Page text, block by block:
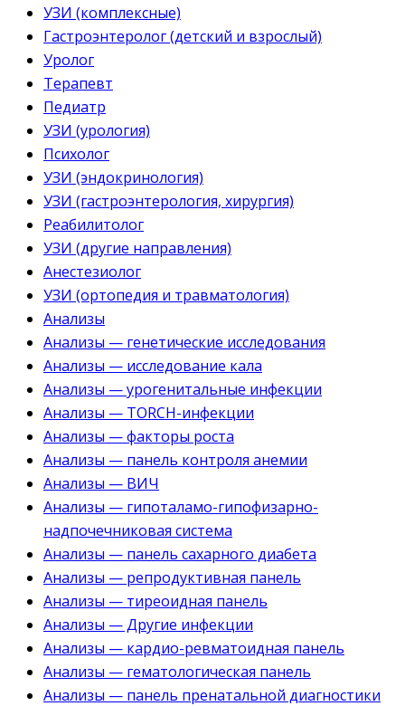
УЗИ (комплексные)
Гастроэнтеролог (детский и взрослый)
Уролог
Терапевт
Педиатр
УЗИ (урология)
Психолог
УЗИ (эндокринология)
УЗИ (гастроэнтерология, хирургия)
Реабилитолог
УЗИ (другие направления)
Анестезиолог
УЗИ (ортопедия и травматология)
Анализы
Анализы — генетические исследования
Анализы — исследование кала
Анализы — урогенитальные инфекции
Анализы — TORCH-инфекции
Анализы — факторы роста
Анализы — панель контроля анемии
Анализы — ВИЧ
Анализы — гипоталамо-гипофизарно-
надпочечниковая система
Анализы — панель сахарного диабета
Анализы — репродуктивная панель
Анализы — тиреоидная панель
Анализы — Другие инфекции
Анализы — кардио-ревматоидная панель
Анализы — гематологическая панель
Анализы — панель пренатальной диагностики